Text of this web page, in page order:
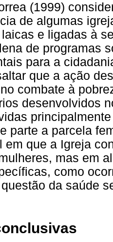
(1999)
de algumas
e ligadas à
de programas
para a
que a ação
combate à
desenvolvidos
parte a parcela
em que a Igreja
mas em
como
questão da saúde